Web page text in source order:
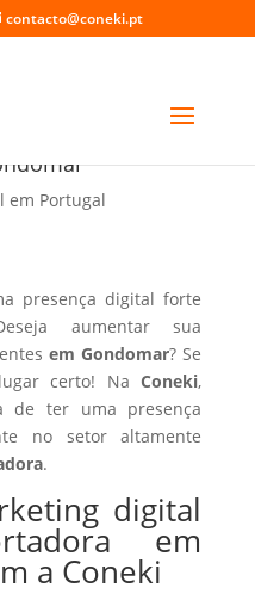
contacto@coneki.pt
para
em Portugal
presença digital forte
aumentar sua
em Gondomar? Se
certo! NaConeki,
de ter uma presença
no setor altamente
.
digital
em
a Coneki